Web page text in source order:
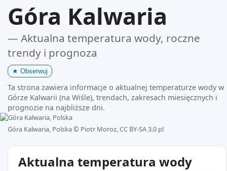
Góra Kalwaria
— Aktualna temperatura wody, roczne
trendy i prognoza
★ Obserwuj
Ta strona zawiera informacje o aktualnej temperaturze wody w
Górze Kalwarii (na Wiśle), trendach, zakresach miesięcznych i
prognozie na najbliższe dni.
Góra Kalwaria, Polska © Piotr Moroz, CC BY-SA 3.0 pl
Aktualna temperatura wody